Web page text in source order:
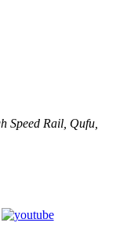
Speed ​​​​Rail, Qufu,